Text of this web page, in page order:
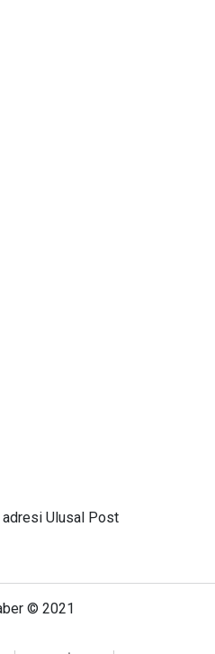
adresi Ulusal Post
© 2021